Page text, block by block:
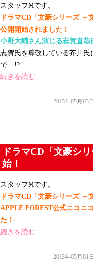
スタッフMです。
ドラマCD「文豪シリーズ
公開開始されました！
小野大輔さん演じる志賀直哉
志賀氏を尊敬している芥川
で…!?
続きを読む
2013年05月03
ドラマCD「文豪シ
始！
スタッフMです。
ドラマCD「文豪シリーズ ～
APPLE FOREST公式ニコニ
た！
続きを読む
2013年05月01